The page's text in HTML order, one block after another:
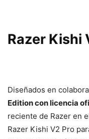
Razer Kishi
Diseñados en
Edition con licencia
reciente de Razer en
Razer Kishi V2 Pro